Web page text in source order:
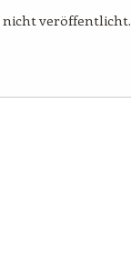
nicht veröffentlicht.